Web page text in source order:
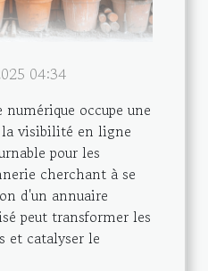
04:34
occupe une
la visibilité en ligne
pour les
cherchant à se
d'un annuaire
peut transformer les
et catalyser le